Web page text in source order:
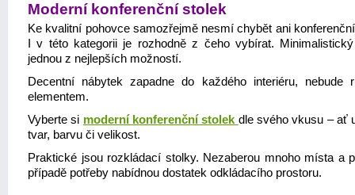
Moderní konferenční stolek
Ke kvalitní pohovce samozřejmě nesmí chybět ani
I v této kategorii je rozhodně z čeho vybírat.
jednou z nejlepších možností.
Decentní nábytek zapadne do každého interiéru, nebude
elementem.
Vyberte si moderní konferenční stolek dle svého vkusu – ať
tvar, barvu či velikost.
Praktické jsou rozkládací stolky. Nezaberou mnoho místa a
případě potřeby nabídnou dostatek odkládacího prostoru.